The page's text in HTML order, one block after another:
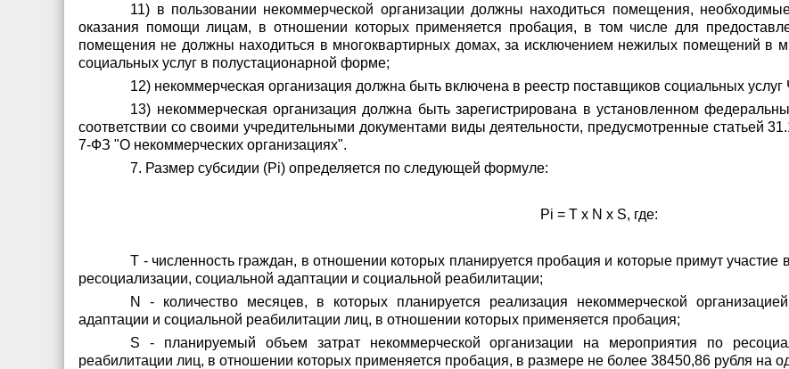
11) в пользовании некоммерческой организации должны находиться помещения,
оказания помощи лицам, в отношении которых применяется пробация, в том числе для
помещения не должны находиться в многоквартирных домах, за исключением нежилых помещений в
социальных услуг в полустационарной форме;
12) некоммерческая организация должна быть включена в реестр поставщиков социальных услуг
13) некоммерческая организация должна быть зарегистрирована в установленном
соответствии со своими учредительными документами виды деятельности, предусмотренные статьей
7-ФЗ "О некоммерческих организациях".
7. Размер субсидии (Pi) определяется по следующей формуле:
Pi = T x N x S, где:
T - численность граждан, в отношении которых планируется пробация и которые примут
ресоциализации, социальной адаптации и социальной реабилитации;
N - количество месяцев, в которых планируется реализация некоммерческой
адаптации и социальной реабилитации лиц, в отношении которых применяется пробация;
S - планируемый объем затрат некоммерческой организации на мероприятия по
реабилитации лиц, в отношении которых применяется пробация, в размере не более 38450,86 рубля на